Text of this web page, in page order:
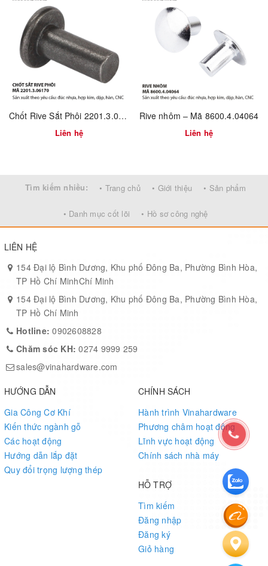
Lắp ráp khung gỗ nhẹ
Đặc điểm nổi bật:
Đinh không bị cong, không kẹt súng
Gắn chắc chắn, không bung vải
Chốt Rive Sắt Phôi 2201.3.06170
Liên hệ
Rive nhôm – Mã 8600.4.04064
Liên hệ
Tìm kiếm nhiều: • Trang chủ • Giới thiệu • Sản phẩm
• Danh mục cốt lõi • Hồ sơ công nghệ
LIÊN HỆ
154 Đại lộ Bình Dương, Khu phố Đông Ba, Phường Bình Hòa,
TP Hồ Chí MinhChí Minh
154 Đại lộ Bình Dương, Khu phố Đông Ba, Phường Bình Hòa,
TP Hồ Chí Minh
Hotline:0902608828
Chăm sóc KH:0274 9999 259
sales@vinahardware.com
HƯỚNG DẪN
Gia Công Cơ Khí
Kiến thức ngành gỗ
Các hoạt động
Hướng dẫn lắp đặt
Quy đổi trọng lượng thép
CHÍNH SÁCH
Hành trình Vinahardware
Phương châm hoạt động
Lĩnh vực hoạt động
Chính sách nhà máy
HỖ TRỢ
Tìm kiếm
Đăng nhập
Đăng ký
Giỏ hàng